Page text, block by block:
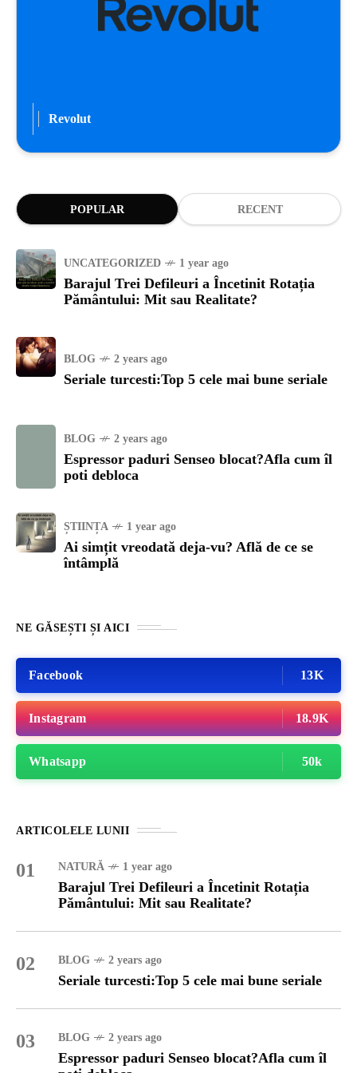
Revolut
POPULAR RECENT
UNCATEGORIZED 1 year ago
Barajul Trei Defileuri a Încetinit Rotația
Pământului: Mit sau Realitate?
BLOG 2 years ago
Seriale turcesti:Top 5 cele mai bune seriale
BLOG 2 years ago
Espressor paduri Senseo blocat?Afla cum îl
poti debloca
ȘTIINȚA 1 year ago
Ai simțit vreodată deja-vu? Află de ce se
întâmplă
NE GĂSEȘTI ȘI AICI
Facebook 13K
Instagram 18.9K
Whatsapp 50k
ARTICOLELE LUNII
01 NATURĂ 1 year ago
Barajul Trei Defileuri a Încetinit Rotația
Pământului: Mit sau Realitate?
02 BLOG 2 years ago
Seriale turcesti:Top 5 cele mai bune seriale
03 BLOG 2 years ago
Espressor paduri Senseo blocat?Afla cum îl